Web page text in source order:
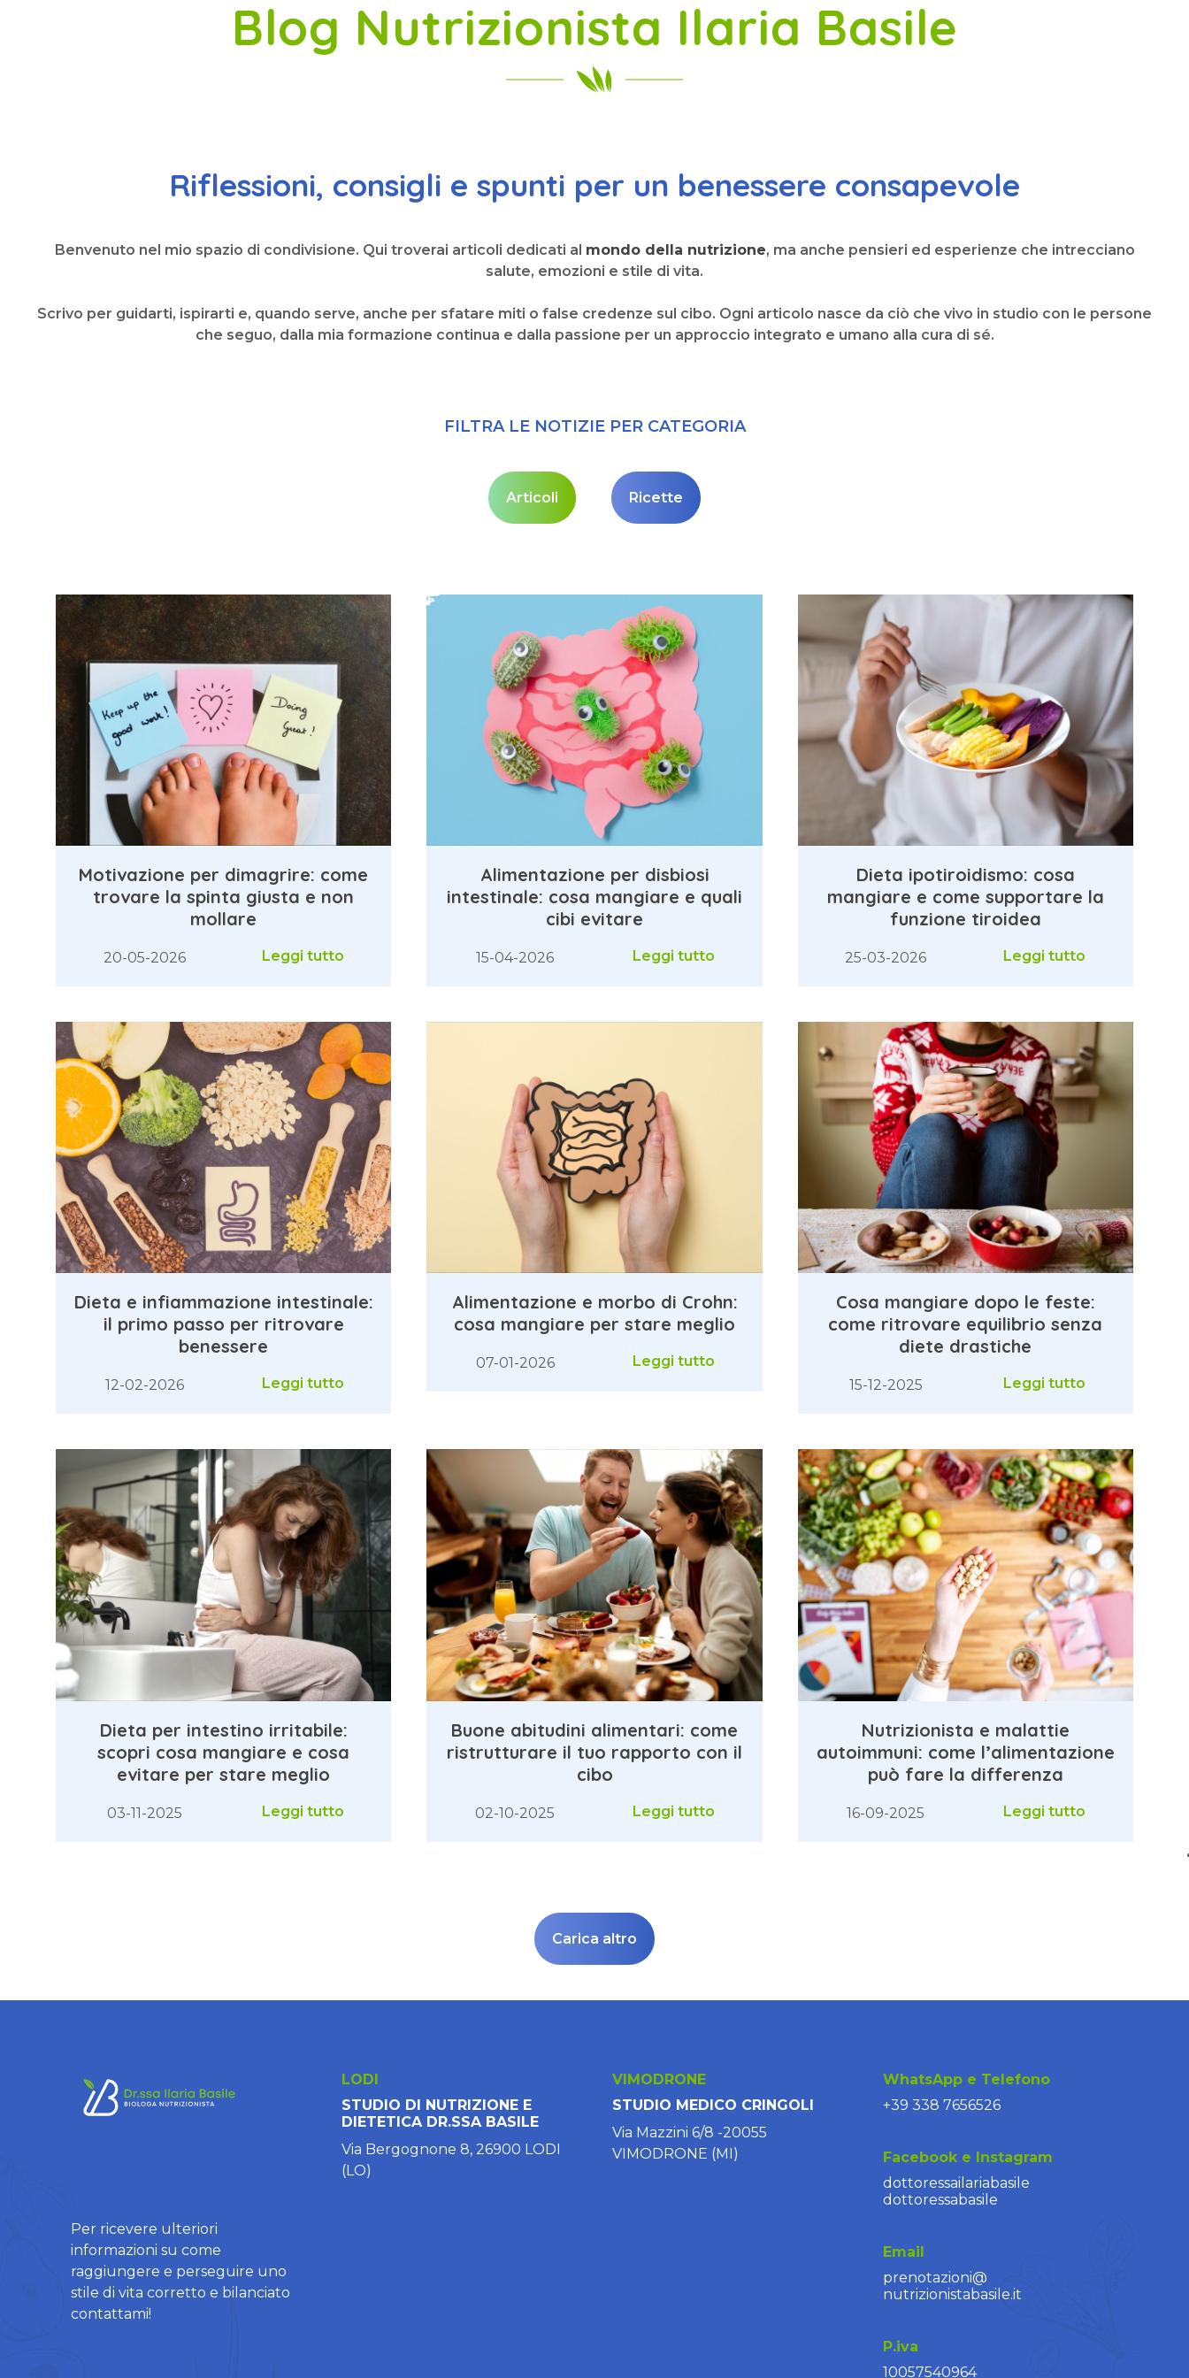
Blog Nutrizionista Ilaria Basile
Riflessioni, consigli e spunti per un benessere consapevole
Benvenuto nel mio spazio di condivisione. Qui troverai articoli dedicati al mondo della nutrizione, ma anche pensieri ed esperienze che intrecciano
salute, emozioni e stile di vita.
Scrivo per guidarti, ispirarti e, quando serve, anche per sfatare miti o false credenze sul cibo. Ogni articolo nasce da ciò che vivo in studio con le persone
che seguo, dalla mia formazione continua e dalla passione per un approccio integrato e umano alla cura di sé.
FILTRA LE NOTIZIE PER CATEGORIA
Articoli Ricette
Motivazione per dimagrire: come
trovare la spinta giusta e non
mollare
20-05-2026 Leggi tutto
Alimentazione per disbiosi
intestinale: cosa mangiare e quali
cibi evitare
15-04-2026 Leggi tutto
Dieta ipotiroidismo: cosa
mangiare e come supportare la
funzione tiroidea
25-03-2026 Leggi tutto
Dieta e infiammazione intestinale:
il primo passo per ritrovare
benessere
12-02-2026 Leggi tutto
Alimentazione e morbo di Crohn:
cosa mangiare per stare meglio
07-01-2026 Leggi tutto
Cosa mangiare dopo le feste:
come ritrovare equilibrio senza
diete drastiche
15-12-2025 Leggi tutto
Dieta per intestino irritabile:
scopri cosa mangiare e cosa
evitare per stare meglio
03-11-2025 Leggi tutto
Buone abitudini alimentari: come
ristrutturare il tuo rapporto con il
cibo
02-10-2025 Leggi tutto
Nutrizionista e malattie
autoimmuni: come l’alimentazione
può fare la differenza
16-09-2025 Leggi tutto
Carica altro
Per ricevere ulteriori
informazioni su come
raggiungere e perseguire uno
stile di vita corretto e bilanciato
contattami!
LODI
STUDIO DI NUTRIZIONE E
DIETETICA DR.SSA BASILE
Via Bergognone 8, 26900 LODI
(LO)
VIMODRONE
STUDIO MEDICO CRINGOLI
Via Mazzini 6/8 -20055
VIMODRONE (MI)
WhatsApp e Telefono
+39 338 7656526
Facebook e Instagram
dottoressailariabasile
dottoressabasile
Email
prenotazioni@
nutrizionistabasile.it
P.iva
10057540964